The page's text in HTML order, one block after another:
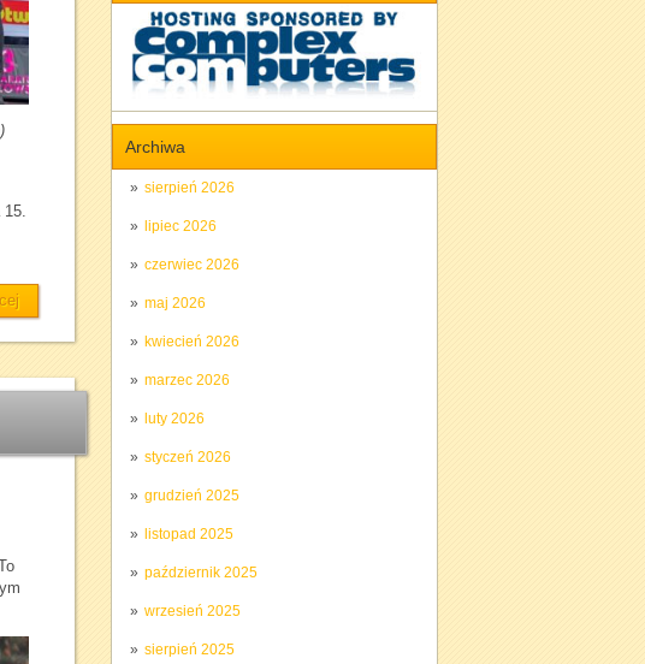
Archiwa
sierpień 2026
lipiec 2026
czerwiec 2026
maj 2026
kwiecień 2026
marzec 2026
luty 2026
styczeń 2026
grudzień 2025
listopad 2025
październik 2025
wrzesień 2025
sierpień 2025
15.